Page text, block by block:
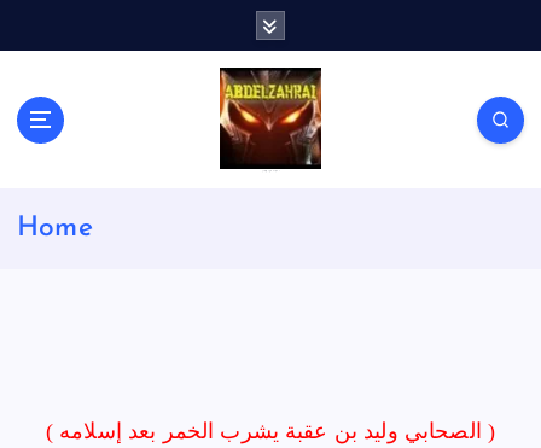
Home
( الصحابي وليد بن عقبة يشرب الخمر بعد إسلامه )